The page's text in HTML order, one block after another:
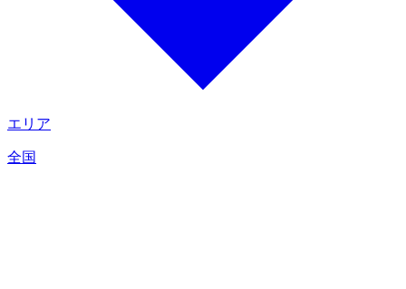
エリア
全国